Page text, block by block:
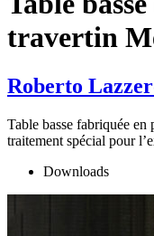
travertin
Roberto
Table basse fabriquée
traitement spécial pour
Downloads